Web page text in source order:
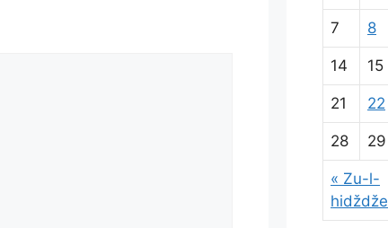
« Zu-l-
hidždže
7 8
14 15
21 22
28 29